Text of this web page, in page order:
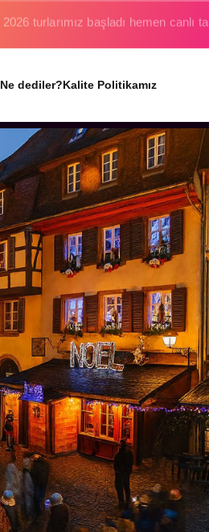
Binlerce gezginin hayali gerçek oluyor.
Ne dediler?Kalite Politikamız